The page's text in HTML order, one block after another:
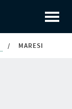
/ MARESI